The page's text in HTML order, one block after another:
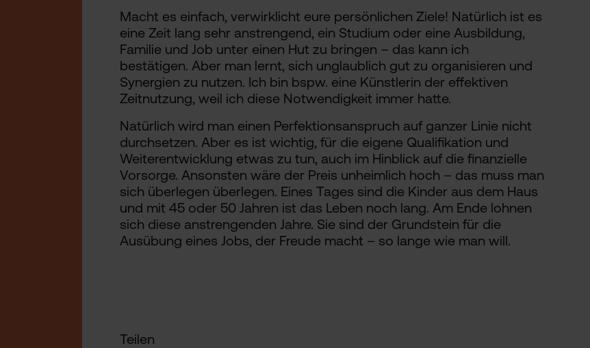
Macht es einfach, verwirklicht eure persönlichen Ziele! Natürlich ist es
eine Zeit lang sehr anstrengend, ein Studium oder eine Ausbildung,
Familie und Job unter einen Hut zu bringen – das kann ich
bestätigen. Aber man lernt, sich unglaublich gut zu organisieren und
Synergien zu nutzen. Ich bin bspw. eine Künstlerin der effektiven
Zeitnutzung, weil ich diese Notwendigkeit immer hatte.
Natürlich wird man einen Perfektionsanspruch auf ganzer Linie nicht
durchsetzen. Aber es ist wichtig, für die eigene Qualifikation und
Weiterentwicklung etwas zu tun, auch im Hinblick auf die finanzielle
Vorsorge. Ansonsten wäre der Preis unheimlich hoch – das muss man
sich überlegen überlegen. Eines Tages sind die Kinder aus dem Haus
und mit 45 oder 50 Jahren ist das Leben noch lang. Am Ende lohnen
sich diese anstrengenden Jahre. Sie sind der Grundstein für die
Ausübung eines Jobs, der Freude macht – so lange wie man will.
Teilen